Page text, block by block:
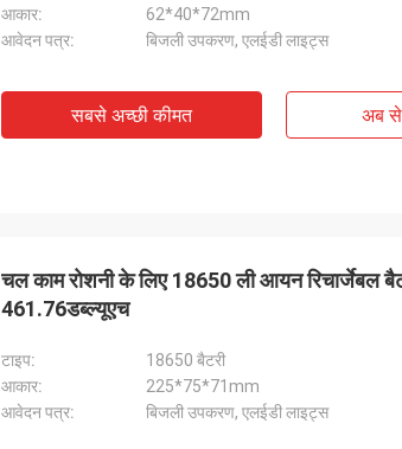
आकार:
62*40*72mm
आवेदन पत्र:
बिजली उपकरण, एलईडी लाइट्स
सबसे अच्छी कीमत अब
चल काम रोशनी के लिए 18650 ली आयन रिचार्जेबल
461.76डब्ल्यूएच
टाइप:
18650 बैटरी
आकार:
225*75*71mm
आवेदन पत्र:
बिजली उपकरण, एलईडी लाइट्स